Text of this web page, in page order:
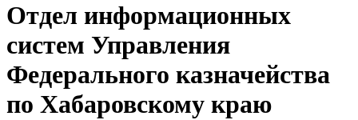
Отдел информационных
систем Управления
Федерального казначейства
по Хабаровскому краю